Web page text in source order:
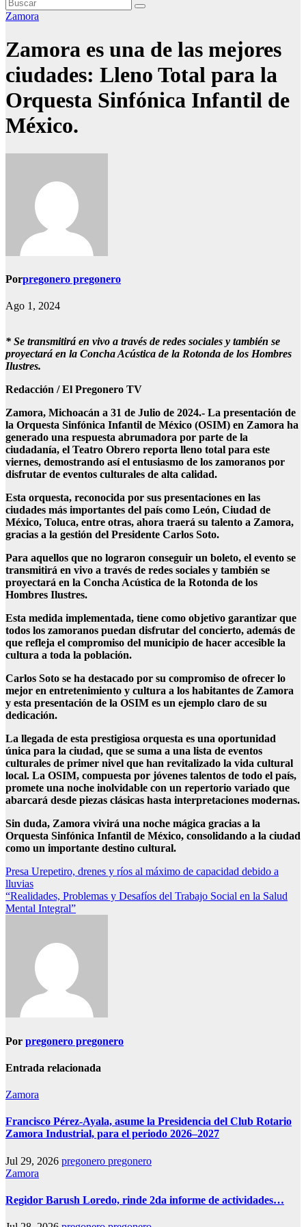
Zamora
Zamora es una de las mejores
ciudades: Lleno Total para la
Orquesta Sinfónica Infantil de
México.
Porpregonero pregonero
Ago 1, 2024
* Se transmitirá en vivo a través de redes sociales y también se
proyectará en la Concha Acústica de la Rotonda de los Hombres
Ilustres.
Redacción / El Pregonero TV
Zamora, Michoacán a 31 de Julio de 2024.- La presentación de
la Orquesta Sinfónica Infantil de México (OSIM) en Zamora ha
generado una respuesta abrumadora por parte de la
ciudadanía, el Teatro Obrero reporta lleno total para este
viernes, demostrando así el entusiasmo de los zamoranos por
disfrutar de eventos culturales de alta calidad.
Esta orquesta, reconocida por sus presentaciones en las
ciudades más importantes del país como León, Ciudad de
México, Toluca, entre otras, ahora traerá su talento a Zamora,
gracias a la gestión del Presidente Carlos Soto.
Para aquellos que no lograron conseguir un boleto, el evento se
transmitirá en vivo a través de redes sociales y también se
proyectará en la Concha Acústica de la Rotonda de los
Hombres Ilustres.
Esta medida implementada, tiene como objetivo garantizar que
todos los zamoranos puedan disfrutar del concierto, además de
que refleja el compromiso del municipio de hacer accesible la
cultura a toda la población.
Carlos Soto se ha destacado por su compromiso de ofrecer lo
mejor en entretenimiento y cultura a los habitantes de Zamora
y esta presentación de la OSIM es un ejemplo claro de su
dedicación.
La llegada de esta prestigiosa orquesta es una oportunidad
única para la ciudad, que se suma a una lista de eventos
culturales de primer nivel que han revitalizado la vida cultural
local. La OSIM, compuesta por jóvenes talentos de todo el país,
promete una noche inolvidable con un repertorio variado que
abarcará desde piezas clásicas hasta interpretaciones modernas.
Sin duda, Zamora vivirá una noche mágica gracias a la
Orquesta Sinfónica Infantil de México, consolidando a la ciudad
como un importante destino cultural.
Navegación
de
entradas
Presa Urepetiro, drenes y ríos al máximo de capacidad debido a
lluvias
“Realidades, Problemas y Desafíos del Trabajo Social en la Salud
Mental Integral”
Por pregonero pregonero
Entrada relacionada
Zamora
Francisco Pérez-Ayala, asume la Presidencia del Club Rotario
Zamora Industrial, para el periodo 2026–2027
Jul 29, 2026 pregonero pregonero
Zamora
Regidor Barush Loredo, rinde 2da informe de actividades…